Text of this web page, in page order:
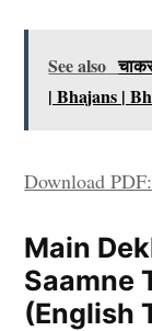
See also
| Bhajans |
Download
Main
Saamne
(English